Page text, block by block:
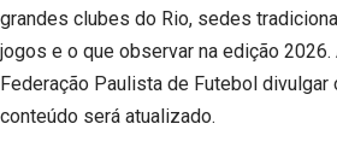
grandes clubes do Rio, sedes
jogos e o que observar na edição 2026.
Federação Paulista de Futebol
conteúdo será atualizado.